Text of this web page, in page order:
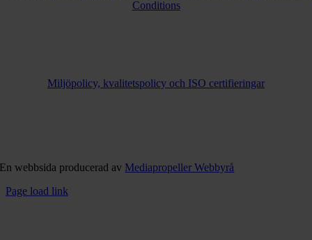
Conditions
Miljöpolicy, kvalitetspolicy och ISO certifieringar
En webbsida producerad av Mediapropeller Webbyrå
Page load link